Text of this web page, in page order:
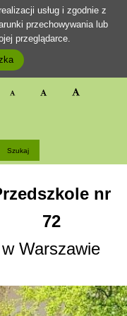
usług i zgodnie z
przechowywania lub
przeglądarce.
nr
72
w Warszawie